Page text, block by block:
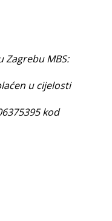
Zagrebu MBS:
u cijelosti
kod